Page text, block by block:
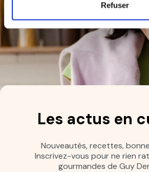
Refuser
Les actus en
Nouveautés, recettes,
Inscrivez-vous pour ne rien
gourmandes de Guy